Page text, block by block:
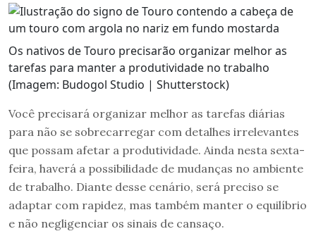
Os nativos de Touro precisarão organizar melhor as
tarefas para manter a produtividade no trabalho
(Imagem: Budogol Studio | Shutterstock)
Você precisará organizar melhor as tarefas diárias
para não se sobrecarregar com detalhes irrelevantes
que possam afetar a produtividade. Ainda nesta sexta-
feira, haverá a possibilidade de mudanças no ambiente
de trabalho. Diante desse cenário, será preciso se
adaptar com rapidez, mas também manter o equilíbrio
e não negligenciar os sinais de cansaço.